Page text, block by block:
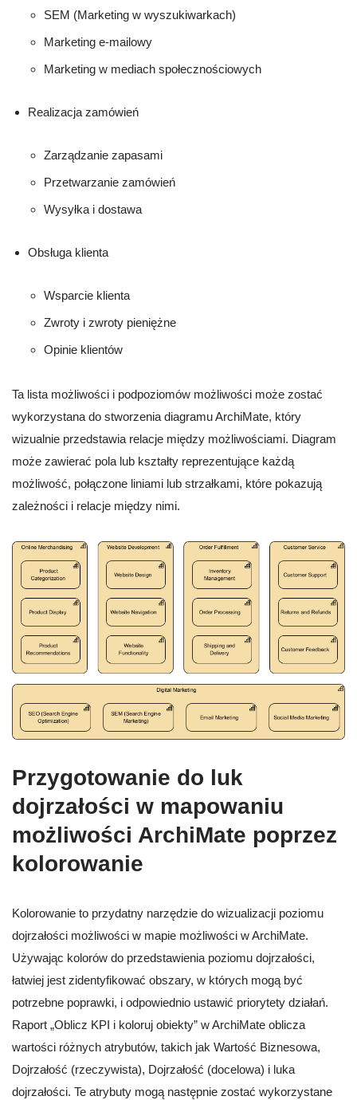
SEM (Marketing w wyszukiwarkach)
Marketing e-mailowy
Marketing w mediach społecznościowych
Realizacja zamówień
Zarządzanie zapasami
Przetwarzanie zamówień
Wysyłka i dostawa
Obsługa klienta
Wsparcie klienta
Zwroty i zwroty pieniężne
Opinie klientów
Ta lista możliwości i podpoziomów możliwości może zostać
wykorzystana do stworzenia diagramu ArchiMate, który
wizualnie przedstawia relacje między możliwościami. Diagram
może zawierać pola lub kształty reprezentujące każdą
możliwość, połączone liniami lub strzałkami, które pokazują
zależności i relacje między nimi.
Przygotowanie do luk
dojrzałości w mapowaniu
możliwości ArchiMate poprzez
kolorowanie
Kolorowanie to przydatny narzędzie do wizualizacji poziomu
dojrzałości możliwości w mapie możliwości w ArchiMate.
Używając kolorów do przedstawienia poziomu dojrzałości,
łatwiej jest zidentyfikować obszary, w których mogą być
potrzebne poprawki, i odpowiednio ustawić priorytety działań.
Raport „Oblicz KPI i koloruj obiekty” w ArchiMate oblicza
wartości różnych atrybutów, takich jak Wartość Biznesowa,
Dojrzałość (rzeczywista), Dojrzałość (docelowa) i luka
dojrzałości. Te atrybuty mogą następnie zostać wykorzystane